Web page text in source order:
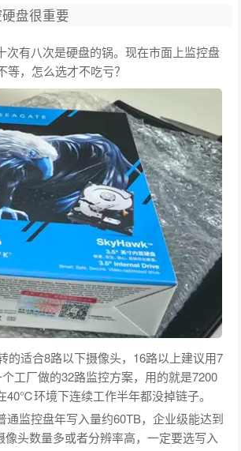
盘很重要
次有八次是硬盘的锅。现在市面上监控盘
等，怎么选才不吃亏？
的适合8路以下摄像头，16路以上建议用7
工厂做的32路监控方案，用的就是7200
40℃环境下连续工作半年都没掉链子。
通监控盘年写入量约60TB，企业级能达到
像头数量多或者分辨率高，一定要选写入